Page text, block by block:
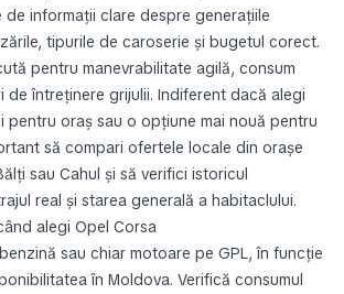
de informații clare despre generațiile
tipurile de caroserie și bugetul corect.
pentru manevrabilitate agilă, consum
de întreținere grijulii. Indiferent dacă alegi
pentru oraș sau o opțiune mai nouă pentru
să compari ofertele locale din orașe
sau Cahul și să verifici istoricul
real și starea generală a habitaclului.
alegi Opel Corsa
sau chiar motoare pe GPL, în funcție
în Moldova. Verifică consumul